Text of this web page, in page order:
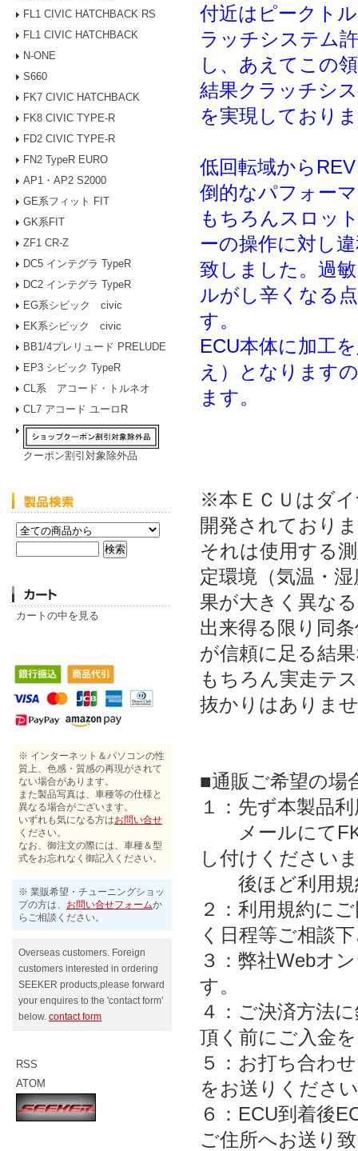
FL1 CIVIC HATCHBACK RS
FL1 CIVIC HATCHBACK
N-ONE
S660
FK7 CIVIC HATCHBACK
FK8 CIVIC TYPE-R
FD2 CIVIC TYPE-R
FN2 TypeR EURO
AP1・AP2 S2000
GE系フィット FIT
GK系FIT
ZF1 CR-Z
DC5 インテグラ TypeR
DC2 インテグラ TypeR
EG系シビック civic
EK系シビック civic
BB1/4プレリュード PRELUDE
EP3 シビック TypeR
CL系 アコード・トルネオ
CL7 アコード ユーロR
クーポン割引対象除外品
カートの中を見る
※ インターネット＆パソコンの性
質上、色感・質感の再現がされて
ない場合があります。
また製品写真は、車種等の仕様と
異なる場合がございます。
いずれも気になる方はお問い合せ
ください。
なお、御注文の際には、車種＆型
式をお忘れなく御記入ください。
※ 業販希望・チューニングショッ
プの方は、 お問い合せフォームか
らご相談ください。
Overseas customers. Foreign
customers interested in ordering
SEEKER products,please forward
your enquires to the 'contact form'
below. contact form
RSS
ATOM
付近はピークト
ラッチシステム
し、あえてこの
結果クラッチシ
を実現しており
低回転域から
倒的なパフォー
もちろんスロッ
ーの操作に対し
致しました。過
ルがし辛くなる
す。
ECU本体に加工
え）となります
ます。
※本ＥＣＵはダ
開発されており
それは使用する
定環境（気温・
果が大きく異な
出来得る限り同
が信頼に足る結
もちろん実走テ
抜かりはありま
■通販ご希望の場
１：先ず本製品
メールにてFK8
し付けください
後ほど利用規
２：利用規約に
く日程等ご相談
３：弊社Webオ
す。
４：ご決済方法
頂く前にご入金
５：お打ち合わ
をお送りくださ
６：ECU到着後
ご住所へお送り